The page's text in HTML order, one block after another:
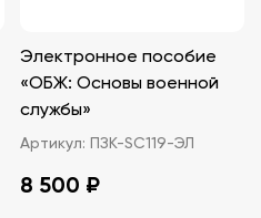
Электронное пособие
«ОБЖ: Основы военной
службы»
Артикул: ПЗК-SC119-ЭЛ
8 500 ₽